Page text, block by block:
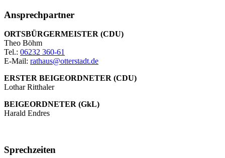
Ansprechpartner
ORTSBÜRGERMEISTER (CDU)
Theo Böhm
Tel.: 06232 360-61
E-Mail: rathaus@otterstadt.de
ERSTER BEIGEORDNETER (CDU)
Lothar Ritthaler
BEIGEORDNETER (GkL)
Harald Endres
Sprechzeiten